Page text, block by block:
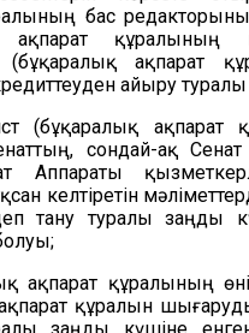
бас
ақпарат құралының
(бұқаралық ақпарат
айыру туралы
(бұқаралық ақпарат
сондай-ақ
Аппараты
келтіретін
тану туралы заңды
ақпарат құралының
құралын